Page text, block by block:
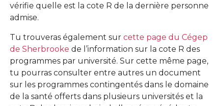
vérifie quelle est la cote R de la dernière personne
admise.
Tu trouveras également sur cette page du Cégep
de Sherbrooke de l’information sur la cote R des
programmes par université. Sur cette même page,
tu pourras consulter entre autres un document
sur les programmes contingentés dans le domaine
de la santé offerts dans plusieurs universités et la